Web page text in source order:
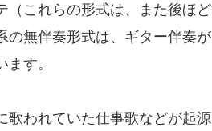
（これらの形式は、また後ほど
の無伴奏形式は、ギター伴奏が
す。
歌われていた仕事歌などが起源